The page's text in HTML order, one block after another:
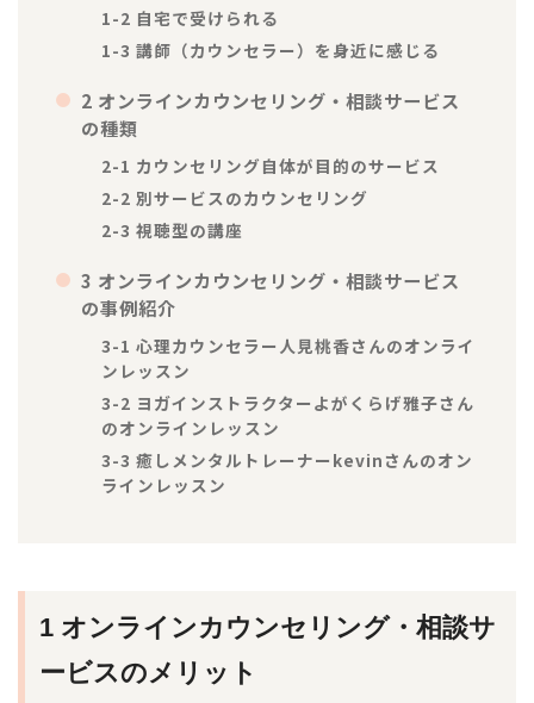
1-2 自宅で受けられる
1-3 講師（カウンセラー）を身近に感じる
2 オンラインカウンセリング・相談サービス
の種類
2-1 カウンセリング自体が目的のサービス
2-2 別サービスのカウンセリング
2-3 視聴型の講座
3 オンラインカウンセリング・相談サービス
の事例紹介
3-1 心理カウンセラー人見桃香さんのオンライ
ンレッスン
3-2 ヨガインストラクターよがくらげ雅子さん
のオンラインレッスン
3-3 癒しメンタルトレーナーkevinさんのオン
ラインレッスン
1 オンラインカウンセリング・相談サ
ービスのメリット